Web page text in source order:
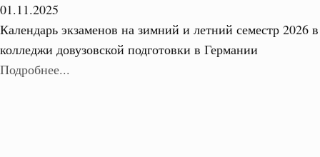
01.11.2025
Календарь экзаменов на зимний и летний семестр 2026 в
колледжи довузовской подготовки в Германии
Подробнее...